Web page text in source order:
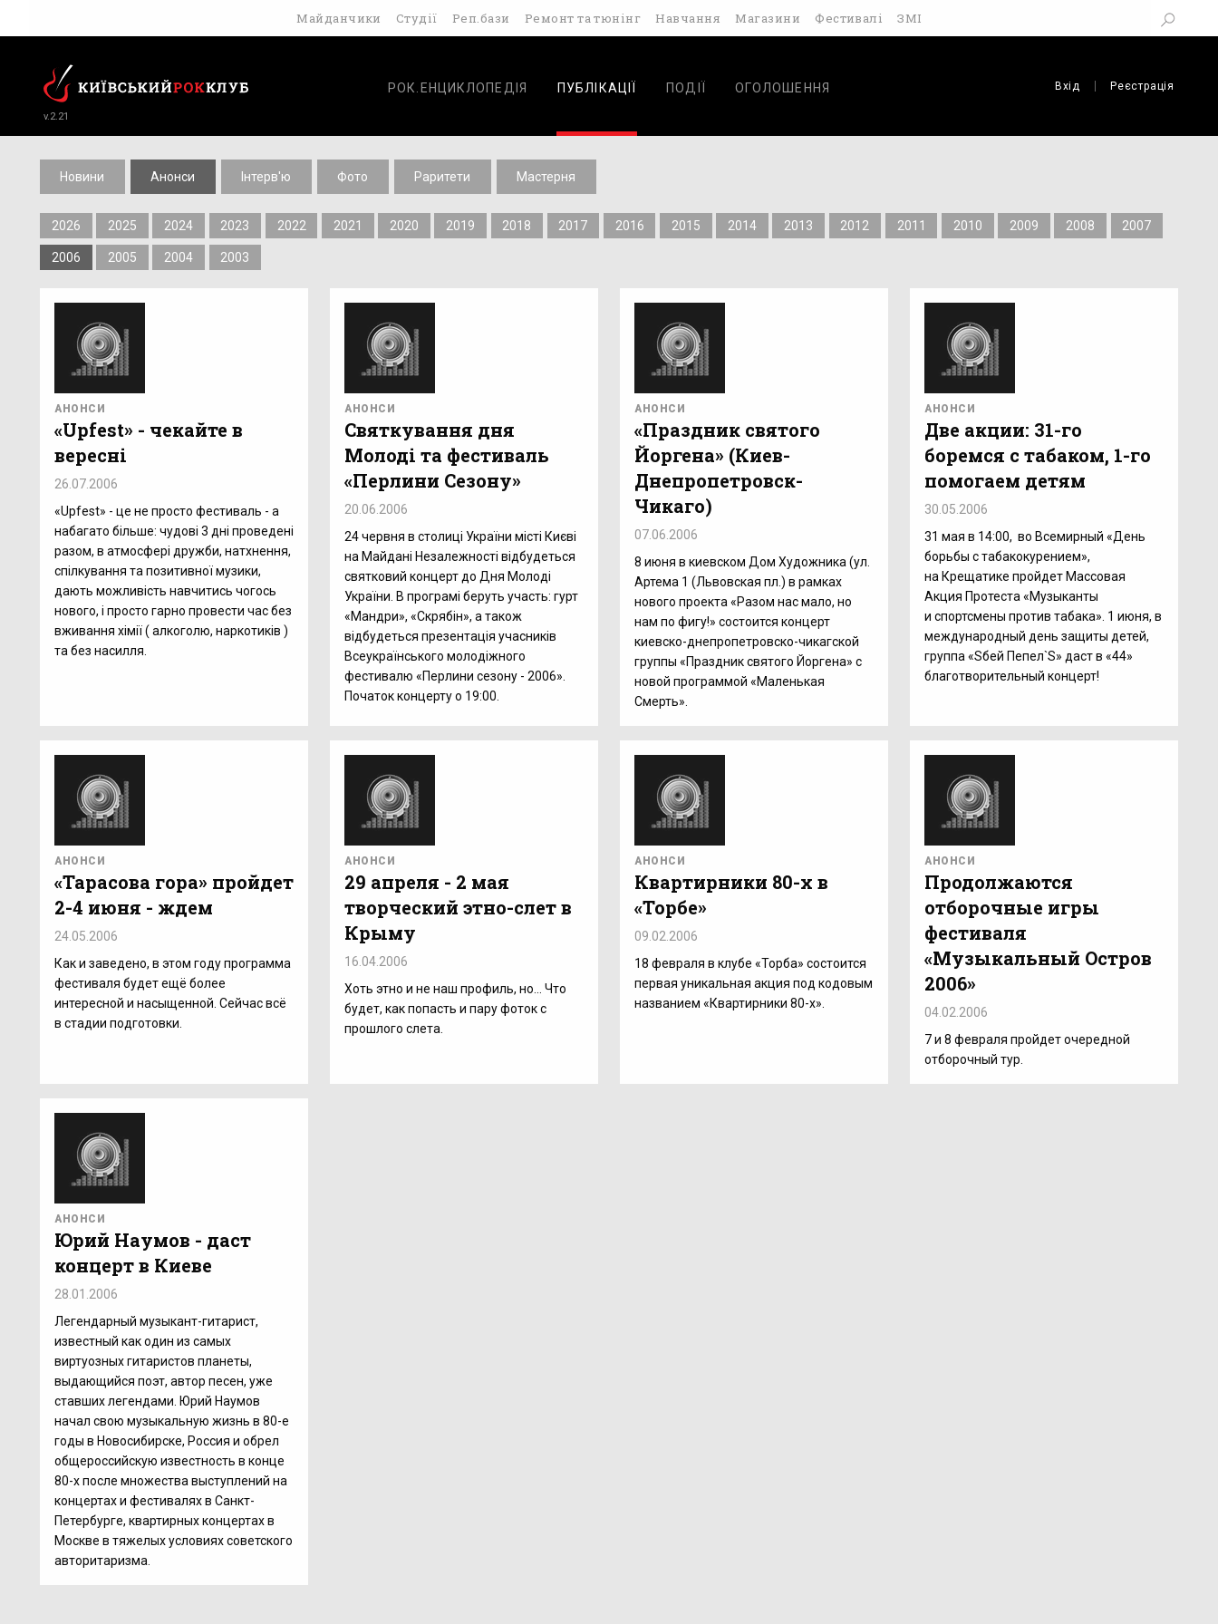
Майданчики Студії Реп.бази Ремонт та тюнінг Навчання Магазини Фестивалі ЗМІ
v.2.21
РОК.ЕНЦИКЛОПЕДІЯ ПУБЛІКАЦІЇ ПОДІЇ ОГОЛОШЕННЯ Вхід Реєстрація
Новини Анонси Інтерв'ю Фото Раритети Мастерня
2026 2025 2024 2023 2022 2021 2020 2019 2018 2017 2016 2015 2014 2013 2012 2011 2010 2009 2008 2007
2006 2005 2004 2003
АНОНСИ
«Upfest» - чекайте в
вересні
26.07.2006
«Upfest» - це не просто фестиваль - а
набагато більше: чудові 3 дні проведені
разом, в атмосфері дружби, натхнення,
спілкування та позитивної музики,
дають можливість навчитись чогось
нового, і просто гарно провести час без
вживання хімії ( алкоголю, наркотиків )
та без насилля.
АНОНСИ
Святкування дня
Молоді та фестиваль
«Перлини Сезону»
20.06.2006
24 червня в столиці України місті Києві
на Майдані Незалежності відбудеться
святковий концерт до Дня Молоді
України. В програмі беруть участь: гурт
«Мандри», «Скрябін», а також
відбудеться презентація учасників
Всеукраїнського молодіжного
фестивалю «Перлини сезону - 2006».
Початок концерту о 19:00.
АНОНСИ
«Праздник святого
Йоргена» (Киев-
Днепропетровск-
Чикаго)
07.06.2006
8 июня в киевском Дом Художника (ул.
Артема 1 (Львовская пл.) в рамках
нового проекта «Разом нас мало, но
нам по фигу!» состоится концерт
киевско-днепропетровско-чикагской
группы «Праздник святого Йоргена» с
новой программой «Маленькая
Смерть».
АНОНСИ
Две акции: 31-го
боремся с табаком, 1-го
помогаем детям
30.05.2006
31 мая в 14:00, во Всемирный «День
борьбы с табакокурением»,
на Крещатике пройдет Массовая
Акция Протеста «Музыканты
и спортсмены против табака». 1 июня, в
международный день защиты детей,
группа «Sбей Пепел`S» даст в «44»
благотворительный концерт!
АНОНСИ
«Тарасова гора» пройдет
2-4 июня - ждем
24.05.2006
Как и заведено, в этом году программа
фестиваля будет ещё более
интересной и насыщенной. Сейчас всё
в стадии подготовки.
АНОНСИ
29 апреля - 2 мая
творческий этно-слет в
Крыму
16.04.2006
Хоть этно и не наш профиль, но... Что
будет, как попасть и пару фоток с
прошлого слета.
АНОНСИ
Квартирники 80-х в
«Торбе»
09.02.2006
18 февраля в клубе «Торба» состоится
первая уникальная акция под кодовым
названием «Квартирники 80-х».
АНОНСИ
Продолжаются
отборочные игры
фестиваля
«Музыкальный Остров
2006»
04.02.2006
7 и 8 февраля пройдет очередной
отборочный тур.
АНОНСИ
Юрий Наумов - даст
концерт в Киеве
28.01.2006
Легендарный музыкант-гитарист,
известный как один из самых
виртуозных гитаристов планеты,
выдающийся поэт, автор песен, уже
ставших легендами. Юрий Наумов
начал свою музыкальную жизнь в 80-е
годы в Новосибирске, Россия и обрел
общероссийскую известность в конце
80-х после множества выступлений на
концертах и фестивалях в Санкт-
Петербурге, квартирных концертах в
Москве в тяжелых условиях советского
авторитаризма.